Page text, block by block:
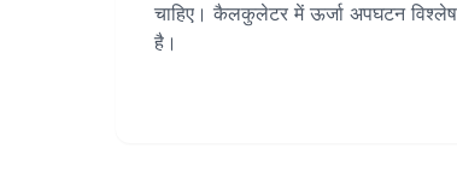
चाहिए। कैलकुलेटर में ऊर्जा अपघटन
है।